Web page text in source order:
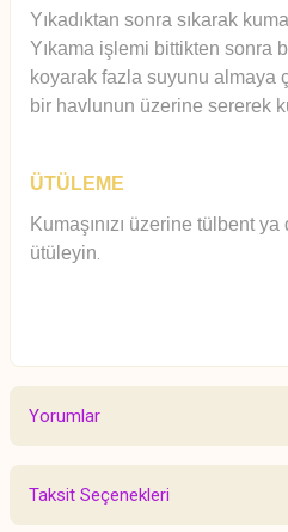
Yıkadıktan sonra sıkarak
Yıkama işlemi bittikten sonra
koyarak fazla suyunu almaya
bir havlunun üzerine sererek
ÜTÜLEME
Kumaşınızı üzerine tülbent
ütüleyin.
Yorumlar
Taksit Seçenekleri